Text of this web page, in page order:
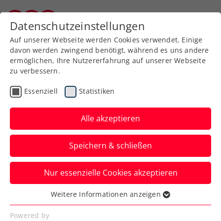
Zurück zur Newsübersicht
Turniere
Davis Cup und ATP-
Challenger: Doppelschlag
in Bad Waltersdorf
Der Länderkampf Österreich gegen die
Türkei findet am 13./14. September in der
Steiermark statt.
Verfasst von: Manuel Wachta, 18.04.2024
Datenschutzeinstellungen
Auf unserer Webseite werden Cookies verwendet. Einige
davon werden zwingend benötigt, während es uns andere
ermöglichen, Ihre Nutzererfahrung auf unserer Webseite
zu verbessern.
Essenziell Statistiken
Alle akzeptieren
Speichern & schließen
Nur essenzielle Cookies akzeptieren
Essenziell
Essenzielle Cookies werden für grundlegende
Weitere Informationen anzeigen
Powered by